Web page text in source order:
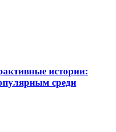
истории:
среди